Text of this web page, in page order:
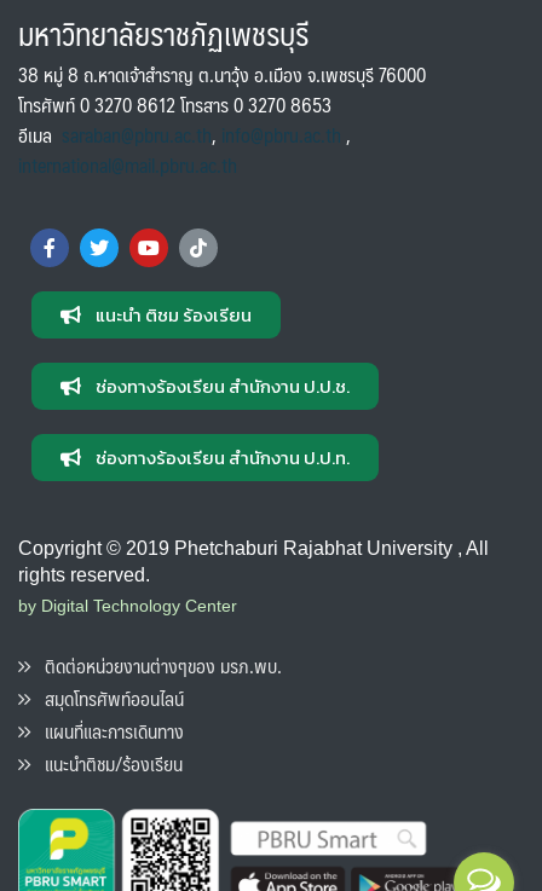
มหาวิทยาลัยราชภัฏเพชรบุรี
38 หมู่ 8 ถ.หาดเจ้าสำราญ ต.นาวุ้ง อ.เมือง จ.เพชรบุรี 76000
โทรศัพท์ 0 3270 8612 โทรสาร 0 3270 8653
อีเมล saraban@pbru.ac.th, info@pbru.ac.th,
international@mail.pbru.ac.th
แนะนำ ติชม ร้องเรียน
ช่องทางร้องเรียน สำนักงาน ป.ป.ช.
ช่องทางร้องเรียน สำนักงาน ป.ป.ท.
Copyright © 2019 Phetchaburi Rajabhat University , All
rights reserved.
by Digital Technology Center
ติดต่อหน่วยงานต่างๆของ มรภ.พบ.
สมุดโทรศัพท์ออนไลน์
แผนที่และการเดินทาง
แนะนำติชม/ร้องเรียน